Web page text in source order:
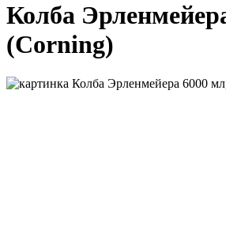
Колба
(Corning)